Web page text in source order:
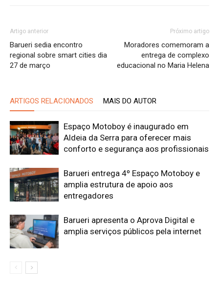
Artigo anterior
Barueri sedia encontro
regional sobre smart cities dia
27 de março
Próximo artigo
Moradores comemoram a
entrega de complexo
educacional no Maria Helena
ARTIGOS RELACIONADOS MAIS DO AUTOR
Espaço Motoboy é inaugurado em
Aldeia da Serra para oferecer mais
conforto e segurança aos profissionais
Barueri entrega 4º Espaço Motoboy e
amplia estrutura de apoio aos
entregadores
Barueri apresenta o Aprova Digital e
amplia serviços públicos pela internet